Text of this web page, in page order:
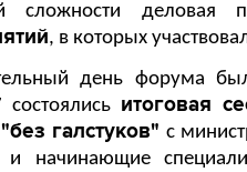
сложности деловая
, в которых
день форума
итоговая
галстуков" с
и начинающие